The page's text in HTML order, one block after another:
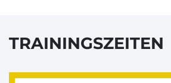
TRAININGSZEITEN